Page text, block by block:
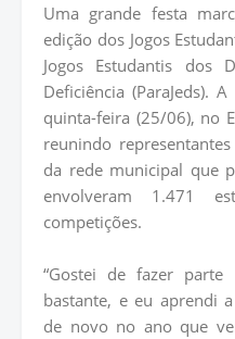
Uma grande festa
edição dos Jogos
Jogos Estudantis dos
Deficiência (ParaJeds).
quinta-feira (25/06), no
reunindo
da rede municipal que
envolveram 1.471
competições.
“Gostei de fazer
bastante, e eu aprendi
de novo no ano que